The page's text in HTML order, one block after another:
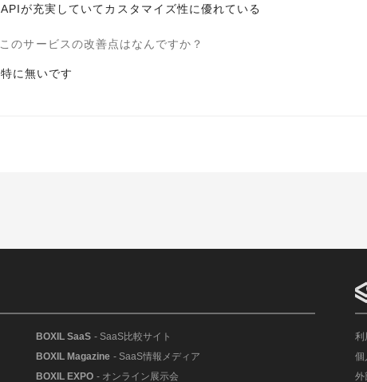
APIが充実していてカスタマイズ性に優れている
このサービスの改善点はなんですか？
特に無いです
BOXIL SaaS - SaaS比較サイト
BOXIL Magazine - SaaS情報メディア
BOXIL EXPO - オンライン展示会
利
個
外